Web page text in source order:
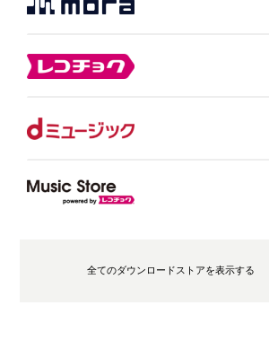
全てのダウンロードストアを表示する